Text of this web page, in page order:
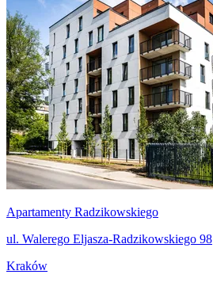
Apartamenty Radzikowskiego
ul. Walerego Eljasza-Radzikowskiego 98
Kraków